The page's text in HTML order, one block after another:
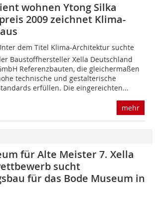
wohnen Ytong Silka
2009 zeichnet Klima-
dem Titel Klima-Architektur suchte
Baustoffhersteller Xella Deutschland
Referenzbauten, die gleichermaßen
technische und gestalterische
erfüllen. Die eingereichten...
mehr
für Alte Meister 7. Xella
sucht
für das Bode Museum in